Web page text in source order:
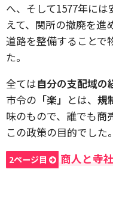
へ、そして1577年に
えて、関所の撤廃を進
道路を整備することで
た。
全ては自分の支配域の
市令の 「楽」 とは、 規
味のもので、誰でも商
この政策の目的でした。
2ページ目 商人と寺